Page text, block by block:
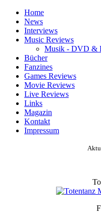
Home
News
Interviews
Music Reviews
Musik - DVD &
Bücher
Fanzines
Games Reviews
Movie Reviews
Live Reviews
Links
Magazin
Kontakt
Impressum